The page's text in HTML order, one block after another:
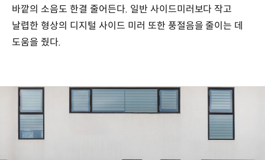
바깥의 소음도 한결 줄어든다. 일반 사이드미러보다 작고
날렵한 형상의 디지털 사이드 미러 또한 풍절음을 줄이는 데
도움을 줬다.